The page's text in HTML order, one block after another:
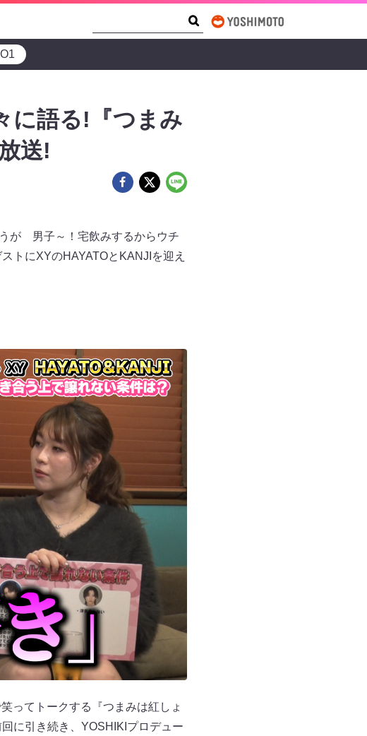
に語る!『つまみ
送!
が 男子～！宅飲みするからウチ
トにXYのHAYATOとKANJIを迎え
ってトークする『つまみは紅しょ
に引き続き、YOSHIKIプロデュー